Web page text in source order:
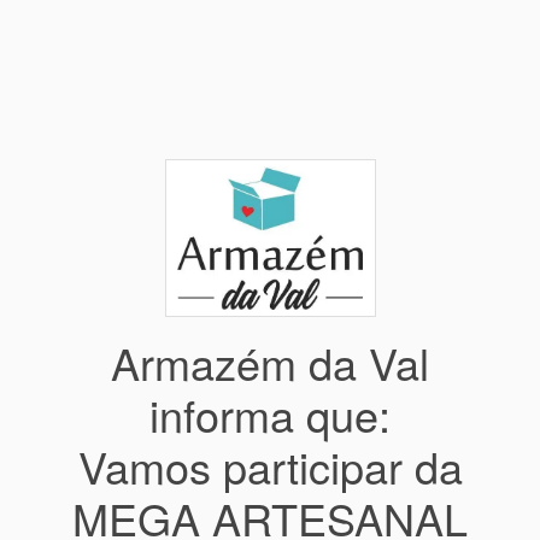
Armazém da Val
informa que:
Vamos participar da
MEGA ARTESANAL